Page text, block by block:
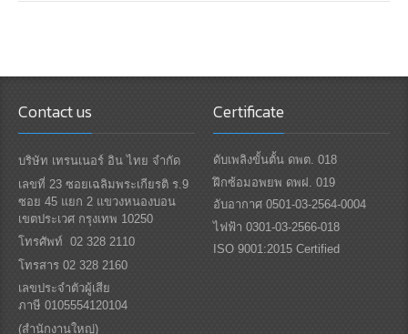
Contact us
บริษัท เทรนเนอร์ อิน ไทย จำกัด
เลขที่ 23 ซอยเฉลิมพระเกียรติ ร.9
ซอย 45 แยก 2 แขวงหนองบอน
เขตประเวศ กรุงเทพ 10250
โทรศัพท์ 02 328 2110
โทรสาร 02 328 2160
เลขประจำตัวผู้เสีย
ภาษี 0105554120104
(สำนักงานใหญ่)
Certificate
ดับเพลิงขั้นตั้น ดพต. 018
ฝึกซ้อมอพยพ ดพฝ. 019
อับอากาศ 0501-03-2564-0004
ไฟฟ้า 0301-03-2566-018
ISO 9001:2015 Certified